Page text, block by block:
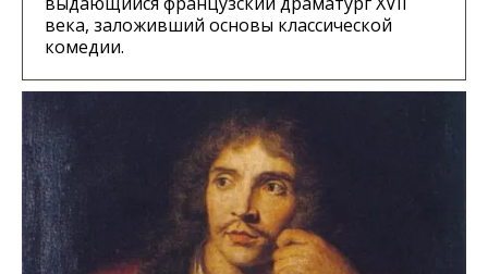
века, заложивший основы классической
комедии.